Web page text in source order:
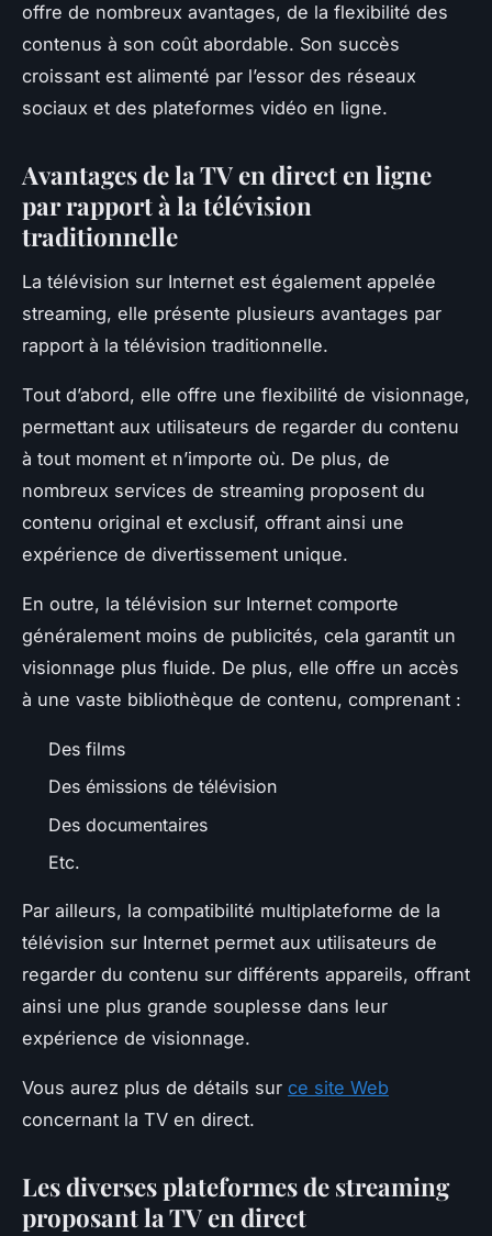
offre de nombreux avantages, de la flexibilité des
contenus à son coût abordable. Son succès
croissant est alimenté par l’essor des réseaux
sociaux et des plateformes vidéo en ligne.
Avantages de la TV en direct en ligne
par rapport à la télévision
traditionnelle
La télévision sur Internet est également appelée
streaming, elle présente plusieurs avantages par
rapport à la télévision traditionnelle.
Tout d’abord, elle offre une flexibilité de visionnage,
permettant aux utilisateurs de regarder du contenu
à tout moment et n’importe où. De plus, de
nombreux services de streaming proposent du
contenu original et exclusif, offrant ainsi une
expérience de divertissement unique.
En outre, la télévision sur Internet comporte
généralement moins de publicités, cela garantit un
visionnage plus fluide. De plus, elle offre un accès
à une vaste bibliothèque de contenu, comprenant :
Des films
Des émissions de télévision
Des documentaires
Etc.
Par ailleurs, la compatibilité multiplateforme de la
télévision sur Internet permet aux utilisateurs de
regarder du contenu sur différents appareils, offrant
ainsi une plus grande souplesse dans leur
expérience de visionnage.
Vous aurez plus de détails sur ce site Web
concernant la TV en direct.
Les diverses plateformes de streaming
proposant la TV en direct